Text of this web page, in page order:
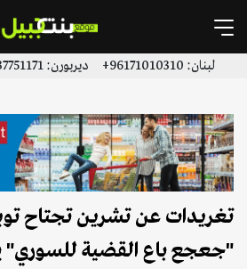
لبنان: 96171010310+ ديربورن: 13137751171+ | 13136996923+
تغريدات عن تشرين تجتاح
"جعجع باع القضية للسوري"